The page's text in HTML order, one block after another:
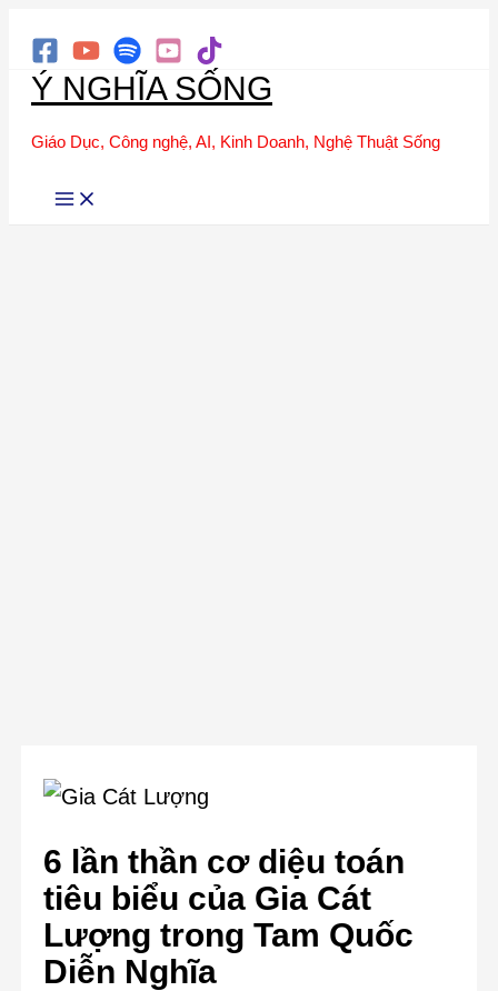
tới
nội
dung
kiếm
Ý NGHĨA SỐNG
Giáo Dục, Công nghệ, AI, Kinh Doanh, Nghệ Thuật Sống
6 lần thần cơ diệu toán
tiêu biểu của Gia Cát
Lượng trong Tam Quốc
Diễn Nghĩa